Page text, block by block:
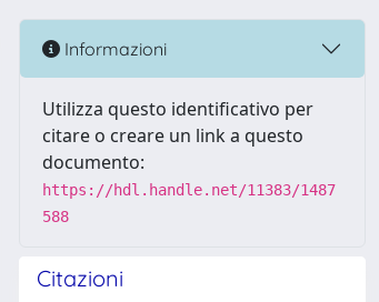
Informazioni
Utilizza questo identificativo per
citare o creare un link a questo
documento:
https://hdl.handle.net/11383/1487
588
Citazioni